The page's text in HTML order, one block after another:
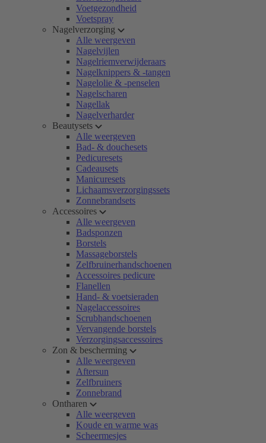
Voetgezondheid
Voetspray
Nagelverzorging
Alle weergeven
Nagelvijlen
Nagelriemverwijderaars
Nagelknippers & -tangen
Nagelolie & -penselen
Nagelscharen
Nagellak
Nagelverharder
Beautysets
Alle weergeven
Bad- & douchesets
Pedicuresets
Cadeausets
Manicuresets
Lichaamsverzorgingssets
Zonnebrandsets
Accessoires
Alle weergeven
Badsponzen
Borstels
Massageborstels
Zelfbruinerhandschoenen
Accessoires pedicure
Flanellen
Hand- & voetsieraden
Nagelaccessoires
Scrubhandschoenen
Vervangende borstels
Verzorgingsaccessoires
Zon & bescherming
Alle weergeven
Aftersun
Zelfbruiners
Zonnebrand
Ontharen
Alle weergeven
Koude en warme was
Scheermesjes